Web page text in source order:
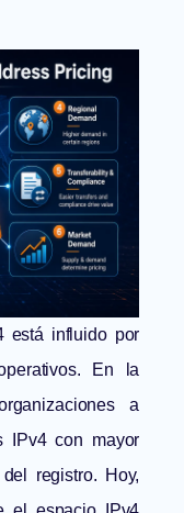
está influido por
En la
a
IPv4 con mayor
registro. Hoy,